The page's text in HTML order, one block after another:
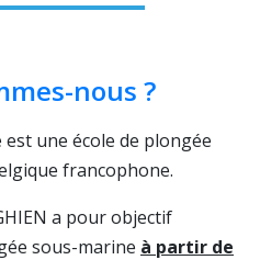
nous ?
une école de plongée
francophone.
a pour objectif
sous-marine à partir de